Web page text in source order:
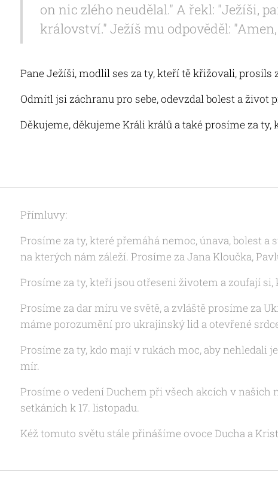
on nic zlého neudělal." A řekl: "Ježíši,
království." Ježíš mu odpověděl:
Pane Ježíši, modlil ses za ty, kteří tě křižovali,
Odmítl jsi záchranu pro sebe, odevzdal bolest a život
Děkujeme, děkujeme Králi králů a také prosíme za
Přímluvy:
Prosíme za ty, které přemáhá nemoc, únava, bolest
na kterých nám záleží. Prosíme za Jana Kloučka,
Prosíme za ty, kteří jsou otřeseni životem a zoufají
Prosíme za dar míru ve světě, a zvláště prosíme za
máme porozumění pro ukrajinský lid a otevřené
Prosíme za ty, kdo mají v rukách moc, aby nehledali
mír.
Prosíme o vedení Duchem při všech akcích v našich
setkáních k 17. listopadu.
Kéž tomuto světu stále přinášíme ovoce Ducha a